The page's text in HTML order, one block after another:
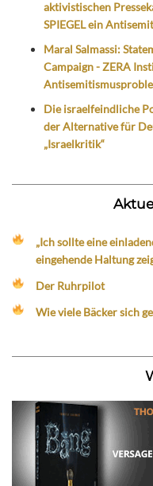
aktivistischen
SPIEGEL ein
Maral Salmassi:
Campaign - ZERA
Die israelfeindliche
der Alternative für
„Israelkritik“
„Ich sollte eine
eingehende Haltung
Der Ruhrpilot
Wie viele Bäcker sich